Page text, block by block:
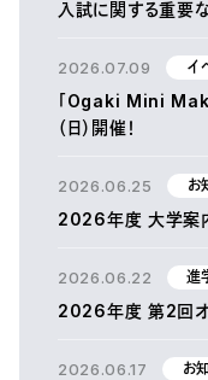
入試に関する重要
2026.07.09 イ
「Ogaki Mini
（日）開催！
2026.06.25 お
2026年度 大学案
2026.06.22 進
2026年度 第2回オ
2026.06.17 お